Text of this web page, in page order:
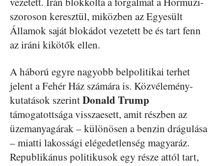
szoroson keresztül, miközben az Egyesült
Államok saját blokádot vezetett be és tart fenn
az iráni kikötők ellen.
A háború egyre nagyobb belpolitikai terhet
jelent a Fehér Ház számára is. Közvélemény-
kutatások szerintDonald Trump
támogatottsága visszaesett, amit részben az
üzemanyagárak – különösen a benzin drágulása
– miatti lakossági elégedetlenség magyaráz.
Republikánus politikusok egy része attól tart,